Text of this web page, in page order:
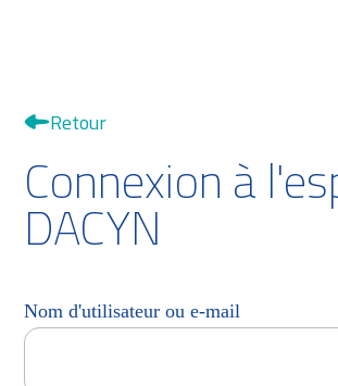
Retour
Connexion à
DACYN
Nom d'utilisateur ou e-mail